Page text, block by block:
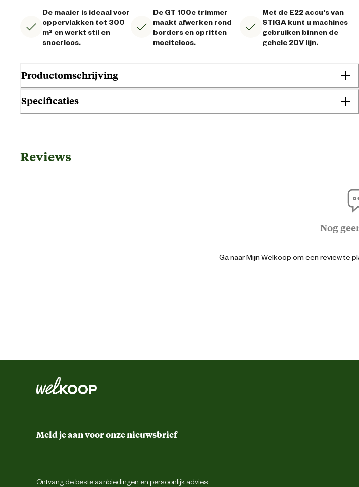
De maaier is ideaal voor
oppervlakken tot 300
m² en werkt stil en
snoerloos.
De GT 100e trimmer
maakt afwerken rond
borders en opritten
moeiteloos.
Met de E22 accu's van
STIGA kunt u machines
gebruiken binnen de
gehele 20V lijn.
Productomschrijving
Specificaties
Ean
Maaihoogte
Reviews
Nog
Ga naar Mijn Welkoop om een review te
Meld je aan voor onze nieuwsbrief
Ontvang de beste aanbiedingen en persoonlijk advies.